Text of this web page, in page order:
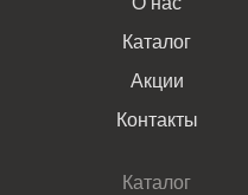
Каталог
Акции
Контакты
Каталог